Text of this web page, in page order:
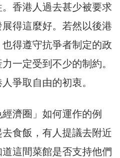
香港人過去甚少被要求
得這麼好。若然以後港
得遵守抗爭者制定的政
一定受到不少的制約。
爭取自由的初衷。
濟圈」如何運作的例
食飯，有人提議去附近
這間菜館是否支持他們